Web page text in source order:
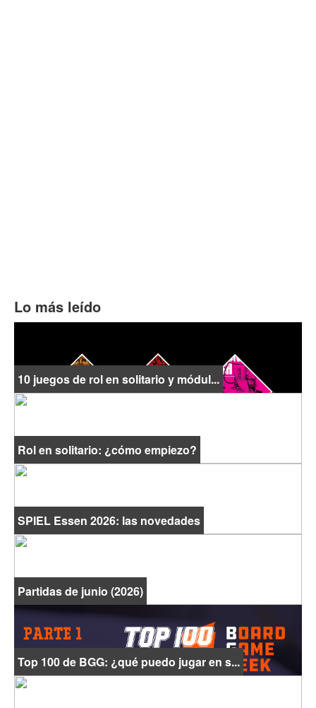
Lo más leído
10 juegos de rol en solitario y módul...
Rol en solitario: ¿cómo empiezo?
SPIEL Essen 2026: las novedades
Partidas de junio (2026)
Top 100 de BGG: ¿qué puedo jugar en s...